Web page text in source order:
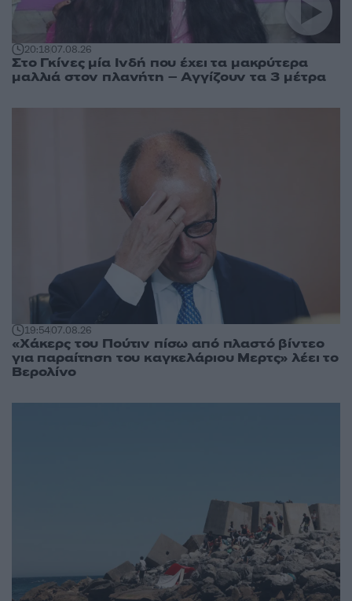
20:1807.08.26
Στο Γκίνες μία Ινδή που έχει τα μακρύτερα
μαλλιά στον πλανήτη – Αγγίζουν τα 3 μέτρα
19:5407.08.26
«Χάκερς του Πούτιν πίσω από πλαστό βίντεο
για παραίτηση του καγκελάριου Μερτς» λέει το
Βερολίνο